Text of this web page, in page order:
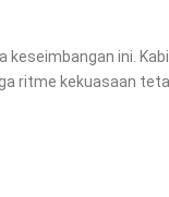
keseimbangan ini.
ritme kekuasaan